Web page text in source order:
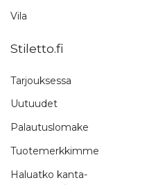
Vila
Stiletto.fi
Tarjouksessa
Uutuudet
Palautuslomake
Tuotemerkkimme
Haluatko kanta-